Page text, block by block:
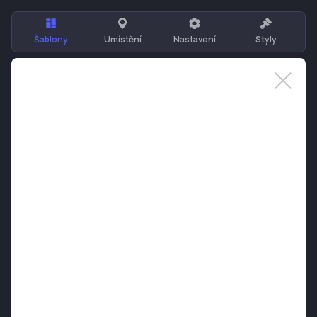
Šablony Umístění Nastavení Styly